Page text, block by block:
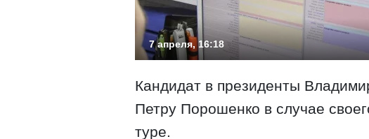
7 апреля, 16:18
Кандидат в президенты
Петру Порошенко в случае
туре.